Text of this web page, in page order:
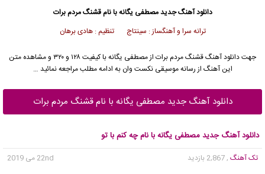
دانلود آهنگ جدیدمصطفی یگانهبا نام قشنگ مردم برات
ترانه سرا و آهنگساز : سینتاج تنظیم : هادی برهان
جهت دانلود آهنگ قشنگ مردم برات ازمصطفی یگانه
با کیفیت ۱۲۸ و ۳۲۰ و مشاهده متن
این آهنگ از رسانه موسیقی نکست وان به ادامه مطلب مراجعه نمائید …
دانلود آهنگ جدید مصطفی یگانه با نام قشنگ مردم برات
دانلود آهنگ جدید مصطفی یگانه با نام چه کنم با تو
تک آهنگ , 2,867 بازدید
22nd می 2019